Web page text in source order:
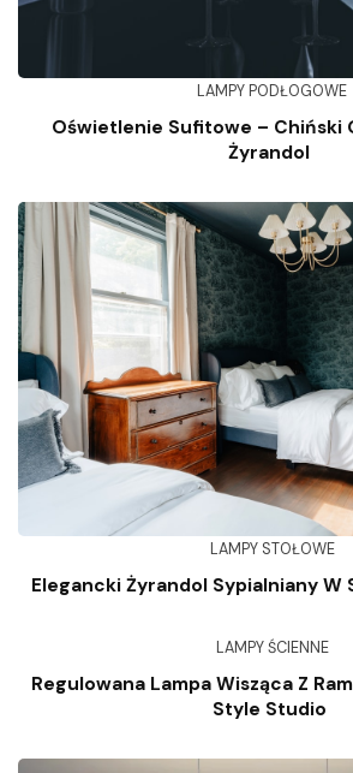
LAMPY PODŁOGOWE
Oświetlenie Sufitowe – Chiński
Żyrandol
LAMPY STOŁOWE
Elegancki Żyrandol Sypialniany W
LAMPY ŚCIENNE
Regulowana Lampa Wisząca Z
Style Studio